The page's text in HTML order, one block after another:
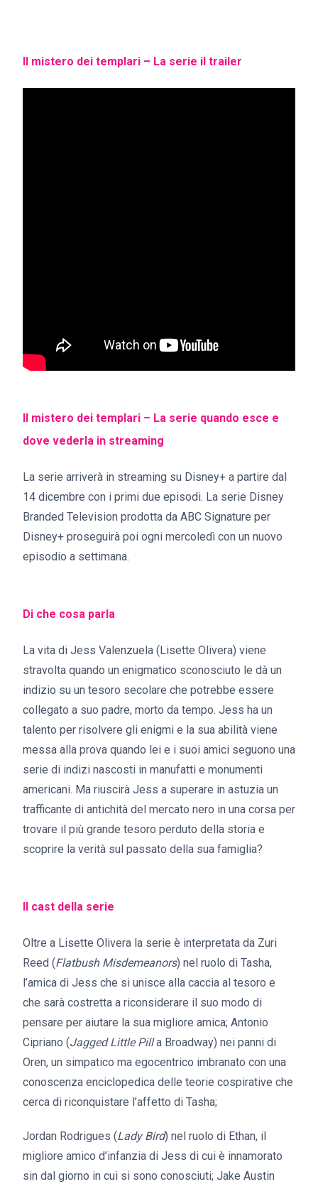
Il mistero dei templari – La serie il trailer
Il mistero dei templari – La serie quando esce e
dove vederla in streaming
La serie arriverà in streaming su Disney+ a partire dal
14 dicembre con i primi due episodi. La serie Disney
Branded Television prodotta da ABC Signature per
Disney+ proseguirà poi ogni mercoledì con un nuovo
episodio a settimana.
Di che cosa parla
La vita di Jess Valenzuela (Lisette Olivera) viene
stravolta quando un enigmatico sconosciuto le dà un
indizio su un tesoro secolare che potrebbe essere
collegato a suo padre, morto da tempo. Jess ha un
talento per risolvere gli enigmi e la sua abilità viene
messa alla prova quando lei e i suoi amici seguono una
serie di indizi nascosti in manufatti e monumenti
americani. Ma riuscirà Jess a superare in astuzia un
trafficante di antichità del mercato nero in una corsa per
trovare il più grande tesoro perduto della storia e
scoprire la verità sul passato della sua famiglia?
Il cast della serie
Oltre a Lisette Olivera la serie è interpretata da Zuri
Reed (Flatbush Misdemeanors) nel ruolo di Tasha,
l’amica di Jess che si unisce alla caccia al tesoro e
che sarà costretta a riconsiderare il suo modo di
pensare per aiutare la sua migliore amica; Antonio
Cipriano (Jagged Little Pilla Broadway) nei panni di
Oren, un simpatico ma egocentrico imbranato con una
conoscenza enciclopedica delle teorie cospirative che
cerca di riconquistare l’affetto di Tasha;
Jordan Rodrigues (Lady Bird) nel ruolo di Ethan, il
migliore amico d’infanzia di Jess di cui è innamorato
sin dal giorno in cui si sono conosciuti; Jake Austin